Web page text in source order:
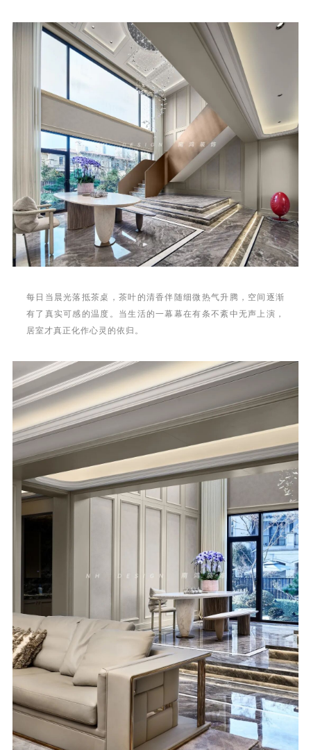
每日当晨光落抵茶桌，茶叶的清香伴随细微热气升腾，空间逐渐
有了真实可感的温度。当生活的一幕幕在有条不紊中无声上演，
居室才真正化作心灵的依归。